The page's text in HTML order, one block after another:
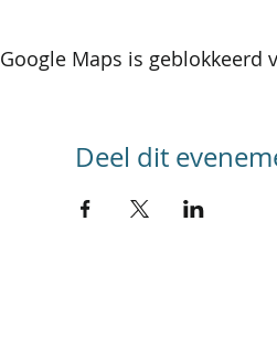
Google Maps is geblokkeerd
Deel dit